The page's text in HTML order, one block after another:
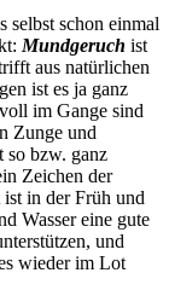
selbst schon einmal
Mundgeruch ist
aus natürlichen
ist es ja ganz
im Gange sind
Zunge und
so bzw. ganz
Zeichen der
in der Früh und
Wasser eine gute
und
wieder im Lot